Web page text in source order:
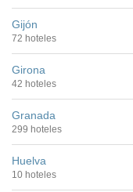
Gijón
72 hoteles
Girona
42 hoteles
Granada
299 hoteles
Huelva
10 hoteles